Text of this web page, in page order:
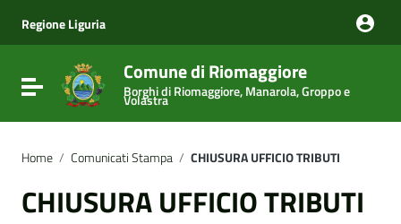
Vai al menu di navigazione
Vai al footer
Regione Liguria
Attiva / disattiva la navigazione
Comune di Riomaggiore
Borghi di Riomaggiore, Manarola, Groppo e
Volastra
Home / Comunicati Stampa / CHIUSURA UFFICIO TRIBUTI
CHIUSURA UFFICIO TRIBUTI